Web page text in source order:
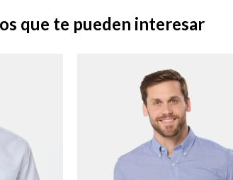
que te pueden interesar